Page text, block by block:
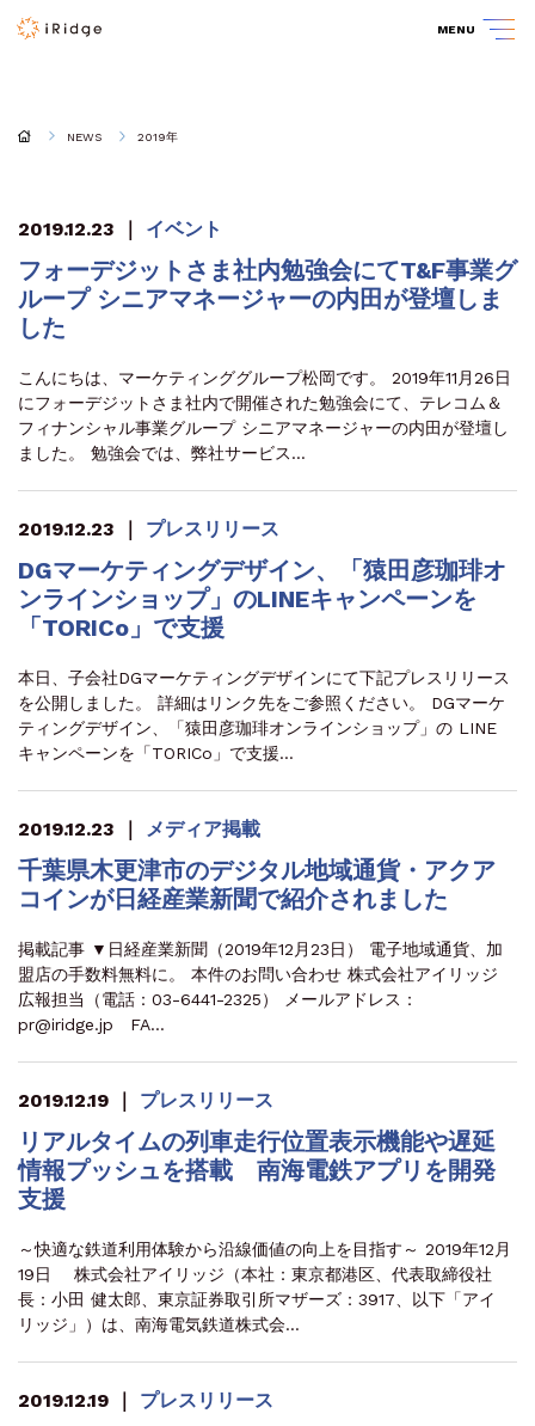
MENU
NEWS 2019年
2019.12.23 ｜ イベント
フォーデジットさま社内勉強会にてT&F事業グ
ループ シニアマネージャーの内田が登壇しま
した
こんにちは、マーケティンググループ松岡です。 2019年11月26日
にフォーデジットさま社内で開催された勉強会にて、テレコム＆
フィナンシャル事業グループ シニアマネージャーの内田が登壇し
ました。 勉強会では、弊社サービス…
2019.12.23 ｜ プレスリリース
DGマーケティングデザイン、「猿田彦珈琲オ
ンラインショップ」のLINEキャンペーンを
「TORICo」で支援
本日、子会社DGマーケティングデザインにて下記プレスリリース
を公開しました。 詳細はリンク先をご参照ください。 DGマーケ
ティングデザイン、「猿田彦珈琲オンラインショップ」の LINE
キャンペーンを「TORICo」で支援…
2019.12.23 ｜ メディア掲載
千葉県木更津市のデジタル地域通貨・アクア
コインが日経産業新聞で紹介されました
掲載記事 ▼日経産業新聞（2019年12月23日） 電子地域通貨、加
盟店の手数料無料に。 本件のお問い合わせ 株式会社アイリッジ
広報担当（電話：03-6441-2325） メールアドレス：
pr@iridge.jp FA…
2019.12.19 ｜ プレスリリース
リアルタイムの列車走行位置表示機能や遅延
情報プッシュを搭載 南海電鉄アプリを開発
支援
～快適な鉄道利用体験から沿線価値の向上を目指す～ 2019年12月
19日 株式会社アイリッジ（本社：東京都港区、代表取締役社
長：小田 健太郎、東京証券取引所マザーズ：3917、以下「アイ
リッジ」）は、南海電気鉄道株式会…
2019.12.19 ｜ プレスリリース